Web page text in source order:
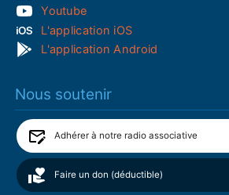
Youtube
L'application iOS
L'application Android
Nous soutenir
Adhérer à notre radio associative
Faire un don (déductible)